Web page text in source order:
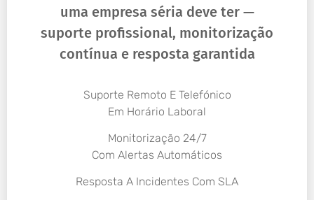
uma empresa séria deve ter —
suporte profissional, monitorização
contínua e resposta garantida
Suporte Remoto E Telefónico
Em Horário Laboral
Monitorização 24/7
Com Alertas Automáticos
Resposta A Incidentes Com SLA